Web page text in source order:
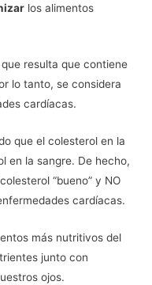
los alimentos
resulta que contiene
lo tanto, se considera
cardíacas.
que el colesterol en la
en la sangre. De hecho,
“bueno” y NO
cardíacas.
más nutritivos del
junto con
ojos.